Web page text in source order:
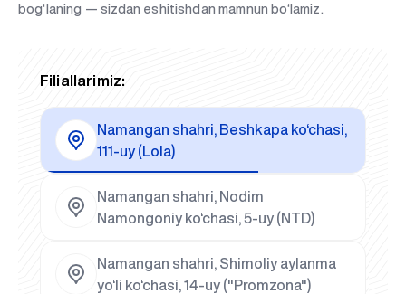
bog‘laning — sizdan eshitishdan mamnun bo‘lamiz.
Filiallarimiz:
Namangan shahri, Beshkapa ko‘chasi,
111-uy (Lola)
Namangan shahri, Nodim
Namongoniy ko‘chasi, 5-uy (NTD)
Namangan shahri, Shimoliy aylanma
yo‘li ko‘chasi, 14-uy ("Promzona")